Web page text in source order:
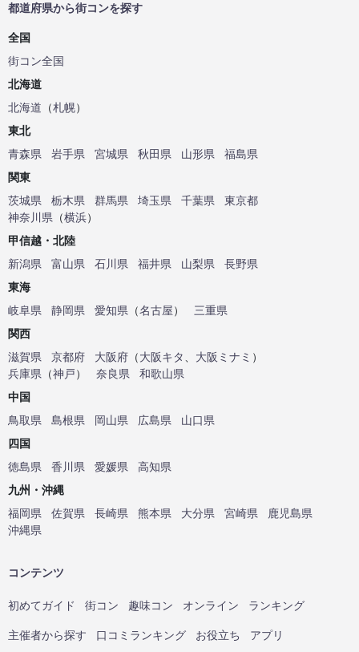
都道府県から街コンを探す
全国
街コン全国
北海道
北海道 （札幌）
東北
青森県
岩手県 宮城県 秋田県 山形県
福島県
関東
茨城県
栃木県 群馬県 埼玉県 千葉県
東京都
神奈川県 （横浜）
甲信越・北陸
新潟県
富山県 石川県 福井県 山梨県
長野県
東海
岐阜県
静岡県 愛知県 （名古屋）
三重県
関西
滋賀県
京都府 大阪府 （大阪キタ 大阪ミナミ ）
兵庫県 （神戸） 奈良県
和歌山県
中国
鳥取県
島根県 岡山県 広島県
山口県
四国
徳島県
香川県 愛媛県
高知県
九州・沖縄
福岡県
佐賀県 長崎県 熊本県 大分県 宮崎県
鹿児島県
沖縄県
コンテンツ
初めてガイド 街コン 趣味コン オンライン ランキング
主催者から探す 口コミランキング お役立ち アプリ